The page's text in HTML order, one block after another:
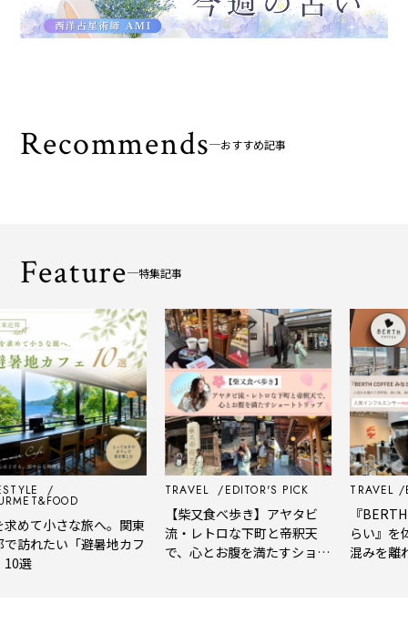
Recommends おすすめ記事
Feature 特集記事
小さな旅へ。関東
たい「避暑地カフ
TRAVEL EDITOR'S PICK
【柴又食べ歩き】アヤタビ
流・レトロな下町と帝釈天
で、心とお腹を満たすショー
TRAVEL
『BERTH
らい』を体験
混みを離れて